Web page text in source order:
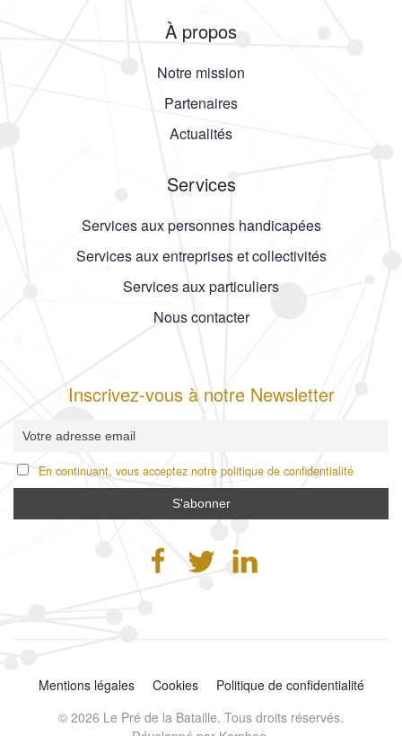
À propos
Notre mission
Partenaires
Actualités
Services
Services aux personnes handicapées
Services aux entreprises et collectivités
Services aux particuliers
Nous contacter
Inscrivez-vous à notre Newsletter
En continuant, vous acceptez notre politique de confidentialité
Mentions légales Cookies
Politique de confidentialité
© 2026 Le Pré de la Bataille. Tous droits réservés.